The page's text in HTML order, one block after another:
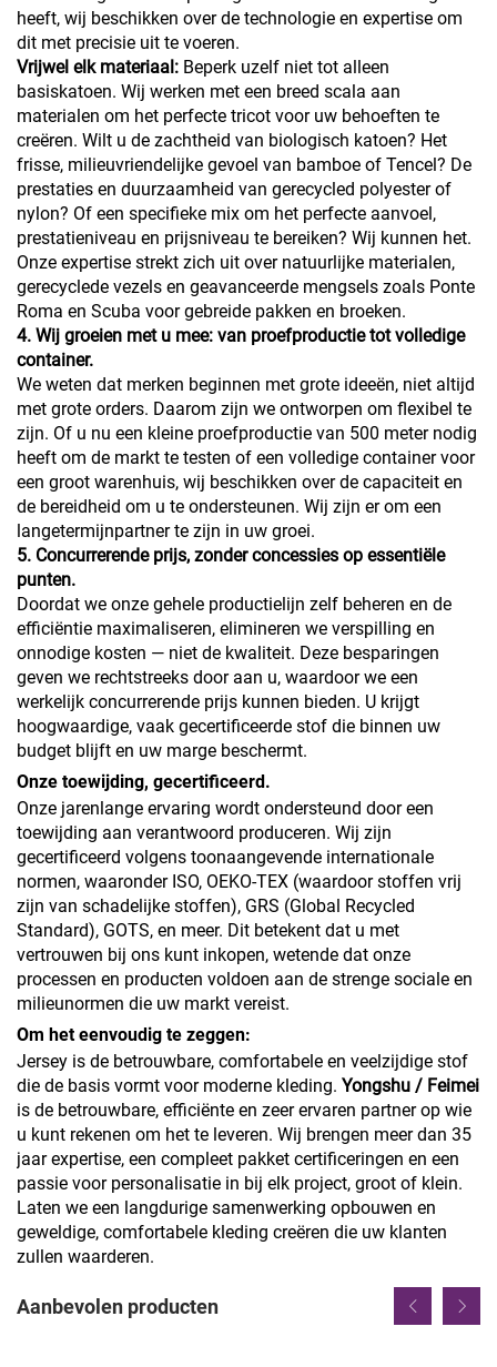
heeft, wij beschikken over de technologie en expertise om
dit met precisie uit te voeren.
Vrijwel elk materiaal: Beperk uzelf niet tot alleen
basiskatoen. Wij werken met een breed scala aan
materialen om het perfecte tricot voor uw behoeften te
creëren. Wilt u de zachtheid van biologisch katoen? Het
frisse, milieuvriendelijke gevoel van bamboe of Tencel? De
prestaties en duurzaamheid van gerecycled polyester of
nylon? Of een specifieke mix om het perfecte aanvoel,
prestatieniveau en prijsniveau te bereiken? Wij kunnen het.
Onze expertise strekt zich uit over natuurlijke materialen,
gerecyclede vezels en geavanceerde mengsels zoals Ponte
Roma en Scuba voor gebreide pakken en broeken.
4. Wij groeien met u mee: van proefproductie tot volledige
container.
We weten dat merken beginnen met grote ideeën, niet altijd
met grote orders. Daarom zijn we ontworpen om flexibel te
zijn. Of u nu een kleine proefproductie van 500 meter nodig
heeft om de markt te testen of een volledige container voor
een groot warenhuis, wij beschikken over de capaciteit en
de bereidheid om u te ondersteunen. Wij zijn er om een
langetermijnpartner te zijn in uw groei.
5. Concurrerende prijs, zonder concessies op essentiële
punten.
Doordat we onze gehele productielijn zelf beheren en de
efficiëntie maximaliseren, elimineren we verspilling en
onnodige kosten — niet de kwaliteit. Deze besparingen
geven we rechtstreeks door aan u, waardoor we een
werkelijk concurrerende prijs kunnen bieden. U krijgt
hoogwaardige, vaak gecertificeerde stof die binnen uw
budget blijft en uw marge beschermt.
Onze toewijding, gecertificeerd.
Onze jarenlange ervaring wordt ondersteund door een
toewijding aan verantwoord produceren. Wij zijn
gecertificeerd volgens toonaangevende internationale
normen, waaronder ISO, OEKO-TEX (waardoor stoffen vrij
zijn van schadelijke stoffen), GRS (Global Recycled
Standard), GOTS, en meer. Dit betekent dat u met
vertrouwen bij ons kunt inkopen, wetende dat onze
processen en producten voldoen aan de strenge sociale en
milieunormen die uw markt vereist.
Om het eenvoudig te zeggen:
Jersey is de betrouwbare, comfortabele en veelzijdige stof
die de basis vormt voor moderne kleding. Yongshu / Feimei
is de betrouwbare, efficiënte en zeer ervaren partner op wie
u kunt rekenen om het te leveren. Wij brengen meer dan 35
jaar expertise, een compleet pakket certificeringen en een
passie voor personalisatie in bij elk project, groot of klein.
Laten we een langdurige samenwerking opbouwen en
geweldige, comfortabele kleding creëren die uw klanten
zullen waarderen.
Aanbevolen producten